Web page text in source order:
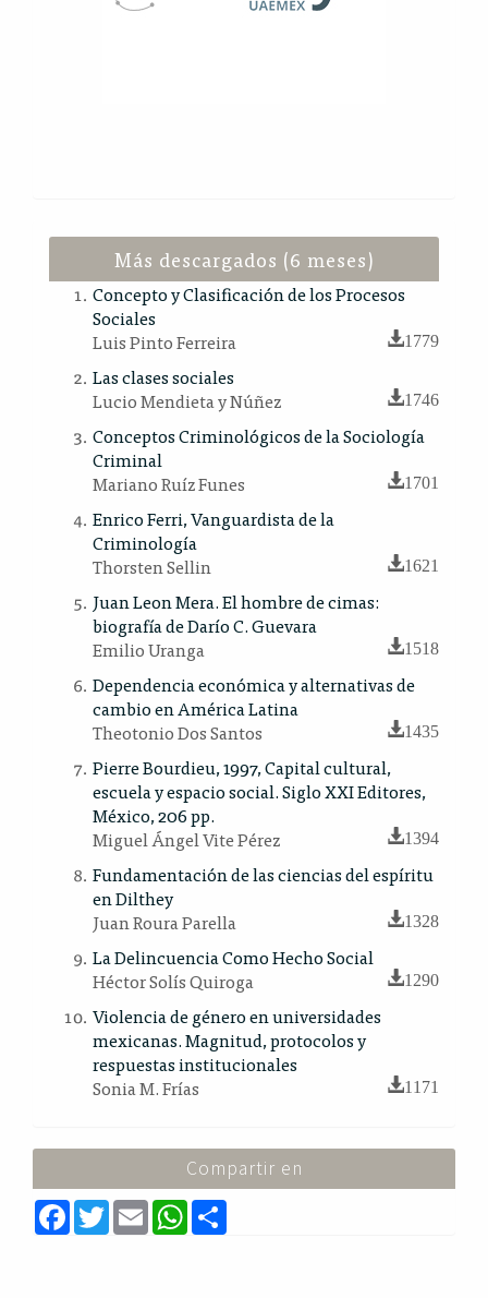
Más descargados (6 meses)
Concepto y Clasificación de los Procesos
Sociales
Luis Pinto Ferreira
1779
Las clases sociales
Lucio Mendieta y Núñez
1746
Conceptos Criminológicos de la Sociología
Criminal
Mariano Ruíz Funes
1701
Enrico Ferri, Vanguardista de la
Criminología
Thorsten Sellin
1621
Juan Leon Mera. El hombre de cimas:
biografía de Darío C. Guevara
Emilio Uranga
1518
Dependencia económica y alternativas de
cambio en América Latina
Theotonio Dos Santos
1435
Pierre Bourdieu, 1997, Capital cultural,
escuela y espacio social. Siglo XXI Editores,
México, 206 pp.
Miguel Ángel Vite Pérez
1394
Fundamentación de las ciencias del espíritu
en Dilthey
Juan Roura Parella
1328
La Delincuencia Como Hecho Social
Héctor Solís Quiroga
1290
Violencia de género en universidades
mexicanas. Magnitud, protocolos y
respuestas institucionales
Sonia M. Frías
1171
Compartir en
F
a
c
T
w
E
m
a
W
h
a